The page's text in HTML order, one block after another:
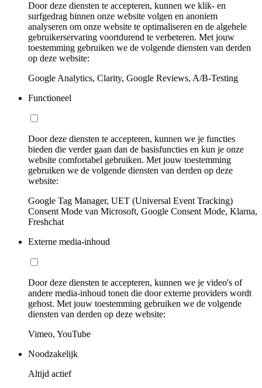
Door deze diensten te accepteren, kunnen we klik- en
surfgedrag binnen onze website volgen en anoniem
analyseren om onze website te optimaliseren en de algehele
gebruikerservaring voortdurend te verbeteren. Met jouw
toestemming gebruiken we de volgende diensten van derden
op deze website:
Google Analytics, Clarity, Google Reviews, A/B-Testing
Functioneel
Door deze diensten te accepteren, kunnen we je functies
bieden die verder gaan dan de basisfuncties en kun je onze
website comfortabel gebruiken. Met jouw toestemming
gebruiken we de volgende diensten van derden op deze
website:
Google Tag Manager, UET (Universal Event Tracking)
Consent Mode van Microsoft, Google Consent Mode, Klarna,
Freshchat
Externe media-inhoud
Door deze diensten te accepteren, kunnen we je video's of
andere media-inhoud tonen die door externe providers wordt
gehost. Met jouw toestemming gebruiken we de volgende
diensten van derden op deze website:
Vimeo, YouTube
Noodzakelijk
Altijd actief